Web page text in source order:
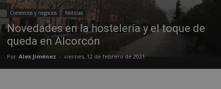
Comercios y negocios Noticias
Novedades en la hostelería y el toque de
queda en Alcorcón
Por Alex Jiménez - viernes, 12 de febrero de 2021